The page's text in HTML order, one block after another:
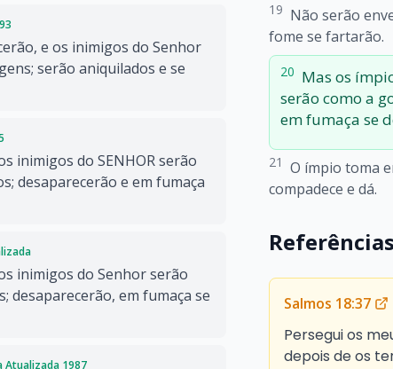
e os inimigos do Senhor
serão aniquilados e se
inimigos do SENHOR serão
desaparecerão e em fumaça
inimigos do Senhor serão
desaparecerão, em fumaça se
Atualizada 1987
19 Não serão
fome se fartarão.
20 Mas os
serão como a
em fumaça se
21 O ímpio toma
compadece e dá.
Salmos 18:37
Persegui os
depois de os